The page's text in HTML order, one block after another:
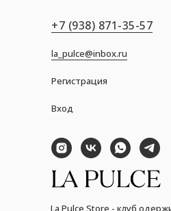
Вход
+7 (938) 871-35-57
la_pulce@inbox.ru
La Pulce Store - клуб
Регистрация